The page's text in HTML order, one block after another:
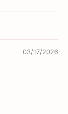
03/17/2026